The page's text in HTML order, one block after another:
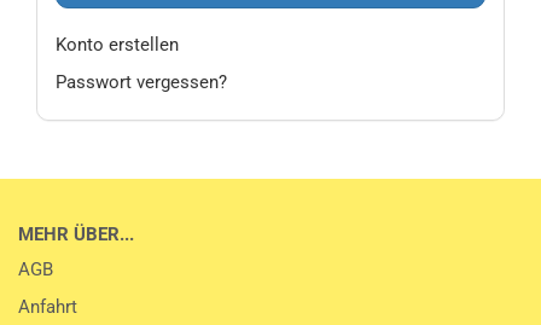
Konto erstellen
Passwort vergessen?
MEHR ÜBER...
AGB
Anfahrt